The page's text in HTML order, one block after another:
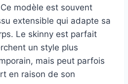
modèle est souvent
extensible qui adapte sa
Le skinny est parfait
un style plus
mais peut parfois
en raison de son